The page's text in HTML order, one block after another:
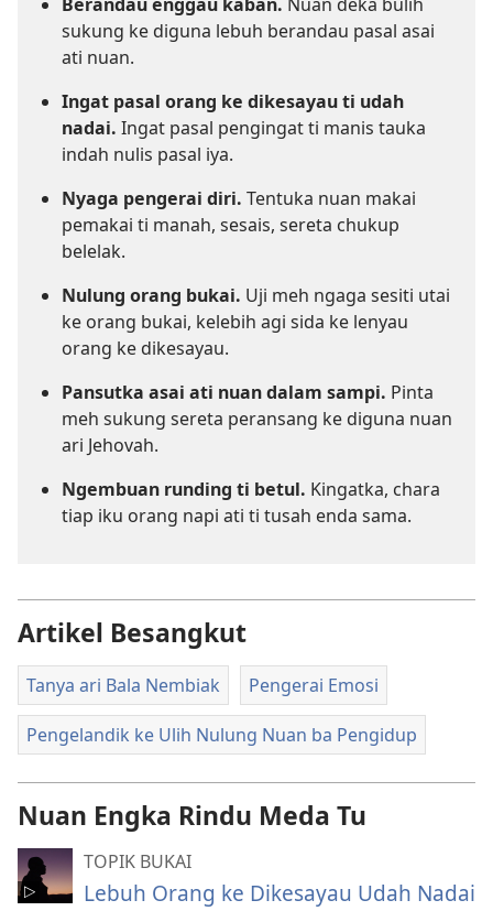
sukung ke diguna lebuh berandau pasal asai
ati nuan.
Ingat pasal orang ke dikesayau ti udah
nadai. Ingat pasal pengingat ti manis tauka
indah nulis pasal iya.
Nyaga pengerai diri. Tentuka nuan makai
pemakai ti manah, sesais, sereta chukup
belelak.
Nulung orang bukai. Uji meh ngaga sesiti utai
ke orang bukai, kelebih agi sida ke lenyau
orang ke dikesayau.
Pansutka asai ati nuan dalam sampi. Pinta
meh sukung sereta peransang ke diguna nuan
ari Jehovah.
Ngembuan runding ti betul. Kingatka, chara
tiap iku orang napi ati ti tusah enda sama.
Artikel Besangkut
Tanya ari Bala Nembiak Pengerai Emosi
Pengelandik ke Ulih Nulung Nuan ba Pengidup
Nuan Engka Rindu Meda Tu
TOPIK BUKAI
Lebuh Orang ke Dikesayau Udah Nadai